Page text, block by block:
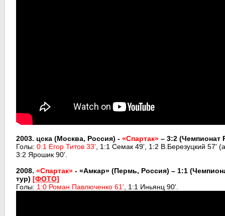
2003. цска (Москва, Россия) - «Спартак» – 3:2 (Чемпионат
Голы: 0:1 Егор Титов 33', 1:1 Семак 49', 1:2 В.Березуцкий 57'
3:2 Ярошик 90'.
2008. «Спартак» - «Амкар» (Пермь, Россия) – 1:1
тур) [ФОТО]
Голы: 1:0 Роман Павлюченко 61', 1:1 Иньянц 90'.